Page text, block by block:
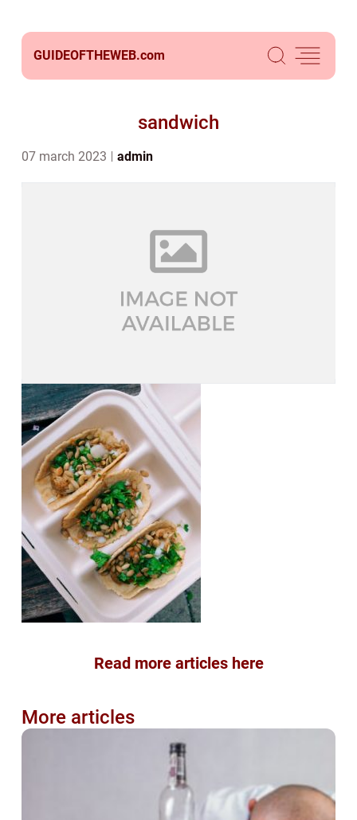
GUIDEOFTHEWEB.com
sandwich
07 march 2023 admin
Read more articles here
More articles